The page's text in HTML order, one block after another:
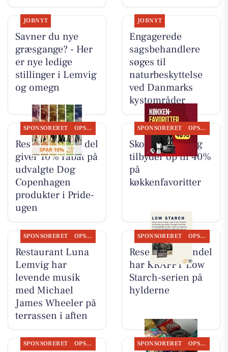
JOBNYT
Savner du nye
græsgange? - Her
er nye ledige
stillinger i Lemvig
og omegn
JOBNYT
Engagerede
sagsbehandlere
søges til
naturbeskyttelse
ved Danmarks
kystområder
SPONSORERET OPSLAGSTAVLEN
Resen Landhandel
giver 10% rabat på
udvalgte Dog
Copenhagen
produkter i Pride-
ugen
SPONSORERET OPSLAGSTAVLEN
Skousen Lemvig
tilbyder op til 40%
på
køkkenfavoritter
SPONSORERET OPSLAGSTAVLEN
Restaurant Luna
Lemvig har
levende musik
med Michael
James Wheeler på
terrassen i aften
SPONSORERET OPSLAGSTAVLEN
Resen Landhandel
har KRAFFT Low
Starch-serien på
hylderne
SPONSORERET OPSLAGSTAVLEN SPONSORERET OPSLAGSTAVLEN